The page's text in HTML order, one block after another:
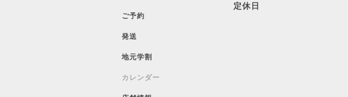
定休日
ご予約
発送
地元学割
カレンダー